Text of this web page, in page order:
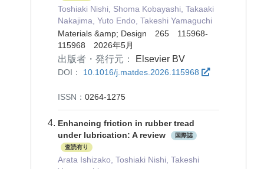
Toshiaki Nishi, Shoma Kobayashi, Takaaki
Nakajima, Yuto Endo, Takeshi Yamaguchi
Materials &amp; Design 265 115968-
115968 2026年5月
出版者・発行元： Elsevier BV
DOI： 10.1016/j.matdes.2026.115968
ISSN： 0264-1275
Enhancing friction in rubber tread
under lubrication: A review
国際誌
査読有り
Arata Ishizako, Toshiaki Nishi, Takeshi